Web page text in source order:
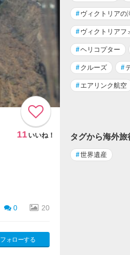
11 いいね！
0 20
フォローする
# ヴィクトリアの
# ヴィクトリアフ
#ヘリコプター
# クルーズ #
# エアリンク航空
タグから海外旅
#世界遺産